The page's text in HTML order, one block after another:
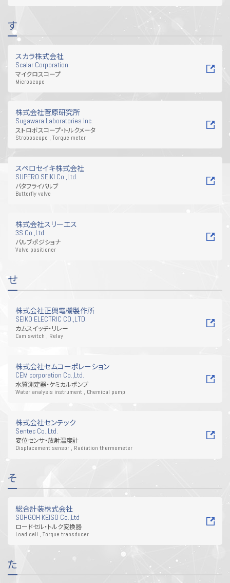
す
スカラ株式会社
Scalar Corporation
マイクロスコープ
Microscope
株式会社菅原研究所
Sugawara Laboratories Inc.
ストロボスコープ・トルクメータ
Stroboscope , Torque meter
スペロセイキ株式会社
SUPERO SEIKI Co.,Ltd.
バタフライバルブ
Butterfly valve
株式会社スリーエス
3S Co.,Ltd.
バルブポジショナ
Valve positioner
せ
株式会社正興電機製作所
SEIKO ELECTRIC CO.,LTD.
カムスイッチ・リレー
Cam switch , Relay
株式会社セムコーポレーション
CEM corporation Co.,Ltd.
水質測定器・ケミカルポンプ
Water analysis instrument , Chemical pump
株式会社センテック
Sentec Co.,Ltd.
変位センサ・放射温度計
Displacement sensor , Radiation thermometer
そ
総合計装株式会社
SOHGOH KEISO Co.,Ltd
ロードセル・トルク変換器
Load cell , Torque transducer
た